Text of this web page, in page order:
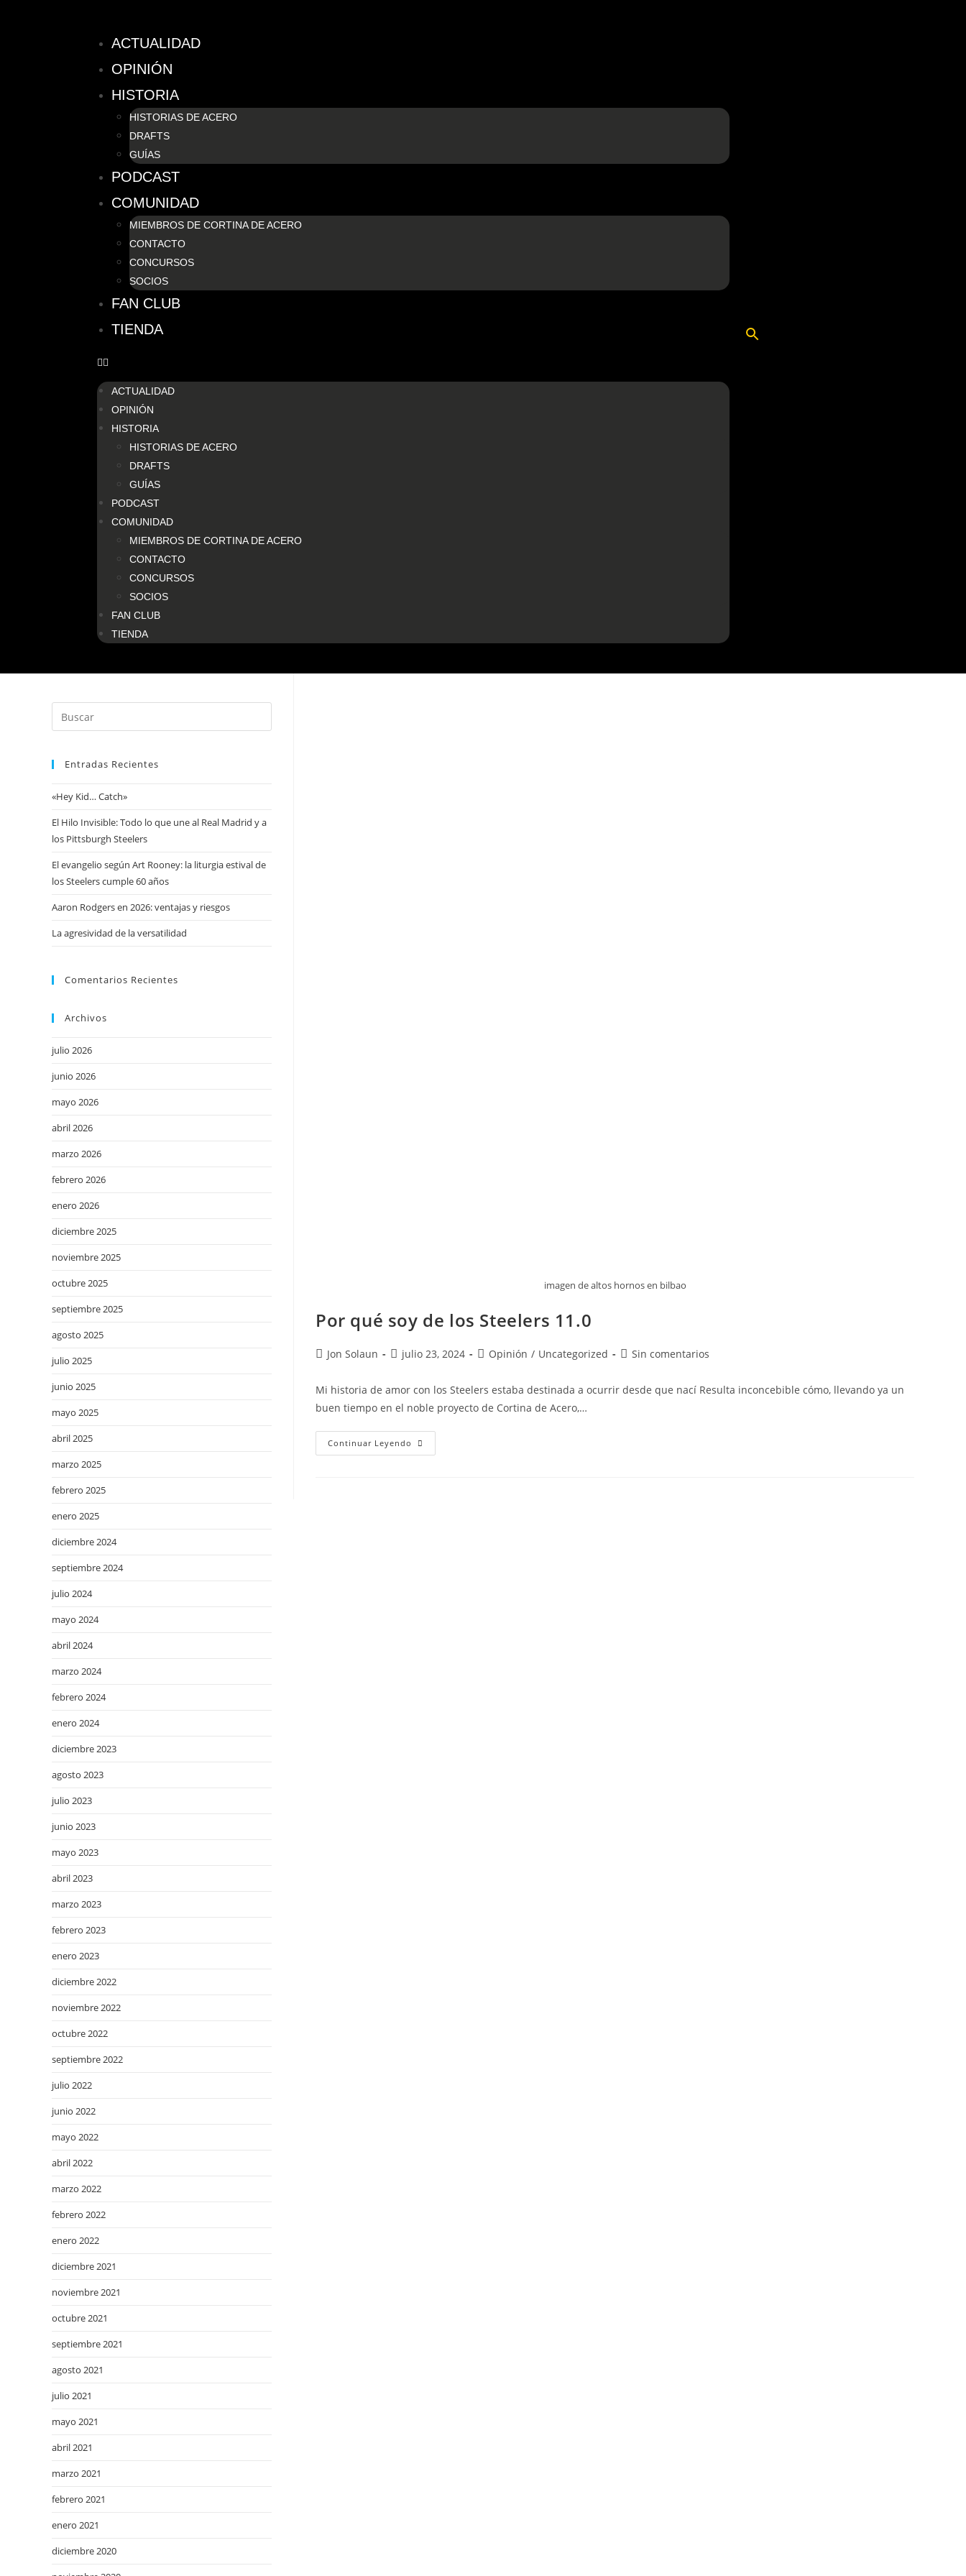
ACTUALIDAD
OPINIÓN
HISTORIA
HISTORIAS DE ACERO
DRAFTS
GUÍAS
PODCAST
COMUNIDAD
MIEMBROS DE CORTINA DE ACERO
CONTACTO
CONCURSOS
SOCIOS
FAN CLUB
TIENDA
ACTUALIDAD
OPINIÓN
HISTORIA
HISTORIAS DE ACERO
DRAFTS
GUÍAS
PODCAST
COMUNIDAD
MIEMBROS DE CORTINA DE ACERO
CONTACTO
CONCURSOS
SOCIOS
FAN CLUB
TIENDA
imagen de altos hornos en bilbao
Por qué soy de los Steelers 11.0
Jon Solaun julio 23, 2024 Opinión / Uncategorized Sin comentarios
Mi historia de amor con los Steelers estaba destinada a ocurrir desde que nací Resulta inconcebible cómo, llevando ya un
buen tiempo en el noble proyecto de Cortina de Acero,…
Continuar Leyendo
Entradas Recientes
«Hey Kid… Catch»
El Hilo Invisible: Todo lo que une al Real Madrid y a
los Pittsburgh Steelers
El evangelio según Art Rooney: la liturgia estival de
los Steelers cumple 60 años
Aaron Rodgers en 2026: ventajas y riesgos
La agresividad de la versatilidad
Comentarios Recientes
Archivos
julio 2026
junio 2026
mayo 2026
abril 2026
marzo 2026
febrero 2026
enero 2026
diciembre 2025
noviembre 2025
octubre 2025
septiembre 2025
agosto 2025
julio 2025
junio 2025
mayo 2025
abril 2025
marzo 2025
febrero 2025
enero 2025
diciembre 2024
septiembre 2024
julio 2024
mayo 2024
abril 2024
marzo 2024
febrero 2024
enero 2024
diciembre 2023
agosto 2023
julio 2023
junio 2023
mayo 2023
abril 2023
marzo 2023
febrero 2023
enero 2023
diciembre 2022
noviembre 2022
octubre 2022
septiembre 2022
julio 2022
junio 2022
mayo 2022
abril 2022
marzo 2022
febrero 2022
enero 2022
diciembre 2021
noviembre 2021
octubre 2021
septiembre 2021
agosto 2021
julio 2021
mayo 2021
abril 2021
marzo 2021
febrero 2021
enero 2021
diciembre 2020